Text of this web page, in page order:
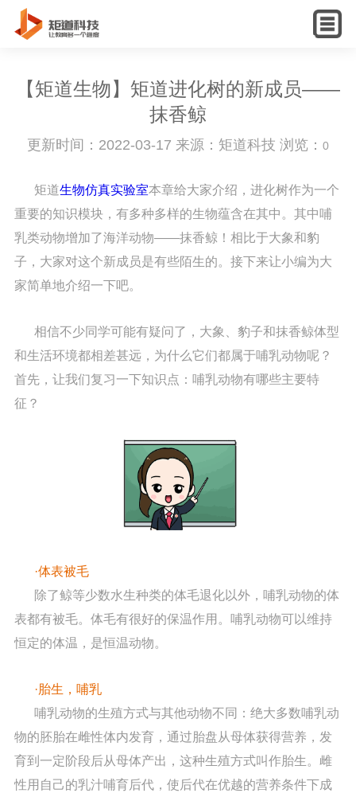
English
【矩道生物】矩道进化树的新成员——
抹香鲸
更新时间：2022-03-17 来源：矩道科技 浏览： 0
矩道生物仿真实验室本章给大家介绍，进化树作为一个
重要的知识模块，有多种多样的生物蕴含在其中。其中哺
乳类动物增加了海洋动物——抹香鲸！相比于大象和豹
子，大家对这个新成员是有些陌生的。接下来让小编为大
家简单地介绍一下吧。
相信不少同学可能有疑问了，大象、豹子和抹香鲸体型
和生活环境都相差甚远，为什么它们都属于哺乳动物呢？
首先，让我们复习一下知识点：哺乳动物有哪些主要特
征？
·体表被毛
除了鲸等少数水生种类的体毛退化以外，哺乳动物的体
表都有被毛。体毛有很好的保温作用。哺乳动物可以维持
恒定的体温，是恒温动物。
·胎生，哺乳
哺乳动物的生殖方式与其他动物不同：绝大多数哺乳动
物的胚胎在雌性体内发育，通过胎盘从母体获得营养，发
育到一定阶段后从母体产出，这种生殖方式叫作胎生。雌
性用自己的乳汁哺育后代，使后代在优越的营养条件下成